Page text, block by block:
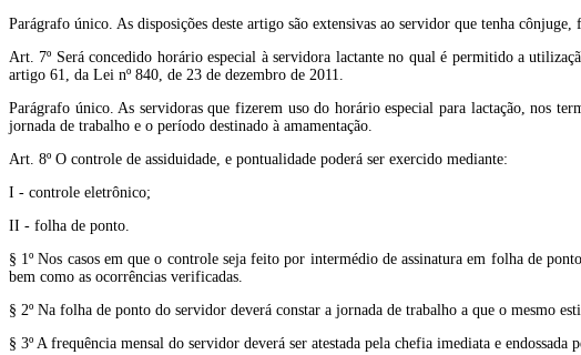
Parágrafo único. As disposições deste artigo são extensivas ao servidor que tenha
Art. 7º Será concedido horário especial à servidora lactante no qual é permitido a
artigo 61, da Lei nº 840, de 23 de dezembro de 2011.
Parágrafo único. As servidoras que fizerem uso do horário especial para lactação, nos
jornada de trabalho e o período destinado à amamentação.
Art. 8º O controle de assiduidade, e pontualidade poderá ser exercido mediante:
I - controle eletrônico;
II - folha de ponto.
§ 1º Nos casos em que o controle seja feito por intermédio de assinatura em folha de
bem como as ocorrências verificadas.
§ 2º Na folha de ponto do servidor deverá constar a jornada de trabalho a que o mesmo
§ 3º A frequência mensal do servidor deverá ser atestada pela chefia imediata e